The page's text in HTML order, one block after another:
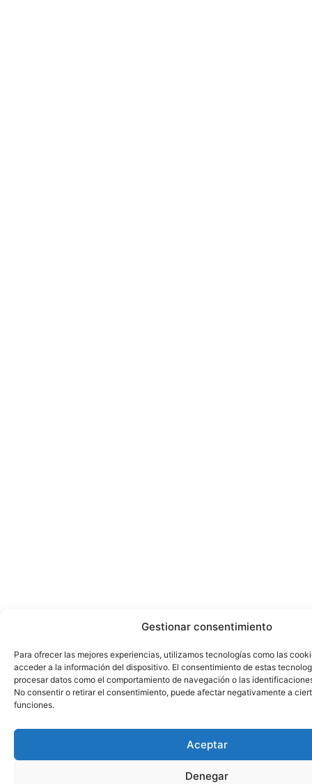
Gestionar consentimiento
Para ofrecer las mejores experiencias, utilizamos tecnologías como las
acceder a la información del dispositivo. El consentimiento de estas
procesar datos como el comportamiento de navegación o las
No consentir o retirar el consentimiento, puede afectar negativamente a
funciones.
Aceptar
Denegar